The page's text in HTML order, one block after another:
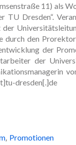
11) als
TU Dresden“.
der
durch den
der
der
dresden[.]de
, Promotionen